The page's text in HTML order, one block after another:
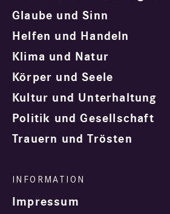
Glaube und Sinn
Helfen und Handeln
Klima und Natur
Körper und Seele
Kultur und Unterhaltung
Politik und Gesellschaft
Trauern und Trösten
Impressum